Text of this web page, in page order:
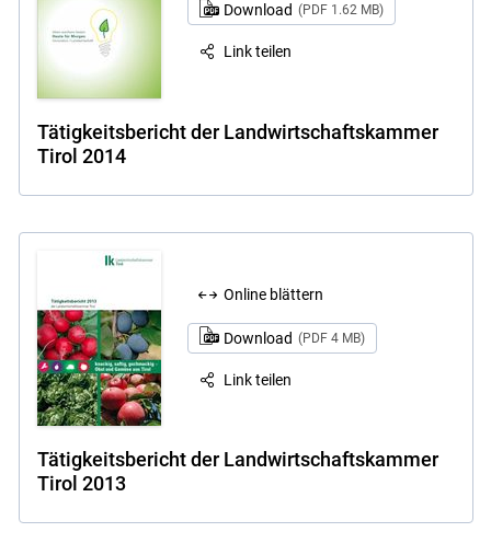
Download (PDF 1.62 MB)
Link teilen
Tätigkeitsbericht der Landwirtschaftskammer
Tirol 2014
Online blättern
Download (PDF 4 MB)
Link teilen
Tätigkeitsbericht der Landwirtschaftskammer
Tirol 2013